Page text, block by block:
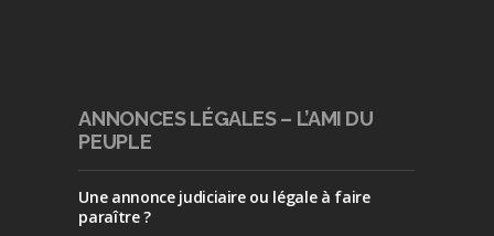
ANNONCES LÉGALES – L’AMI DU
PEUPLE
Une annonce judiciaire ou légale à faire
paraître ?